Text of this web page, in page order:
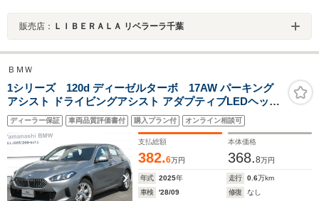
販売店： ＬＩＢＥＲＡＬＡ リベラーラ千葉
ＢＭＷ
1シリーズ 120d ディーゼルターボ 17AW パーキング
アシスト ドライビングアシスト アダプティブLEDヘッド
ライト ハイビームアシスタント ワイヤレスチャージング
アンビエントライト Bluetoothインターフェイス
Android Auto Apple CarPlay HDDナビ
ディーラー保証 車両品質評価書付 購入プラン付 オンライン相談可
支払総額
382.6万円
本体価格
368.8万円
年式 2025年 走行 0.6万km
車検
'28/09 修復
なし